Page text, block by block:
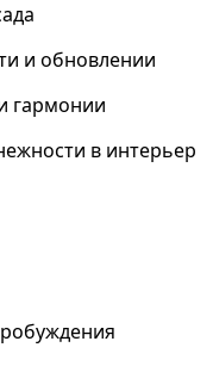
и обновлении
гармонии
в интерьер